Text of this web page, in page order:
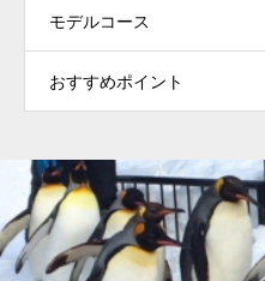
モデルコース
おすすめポイント